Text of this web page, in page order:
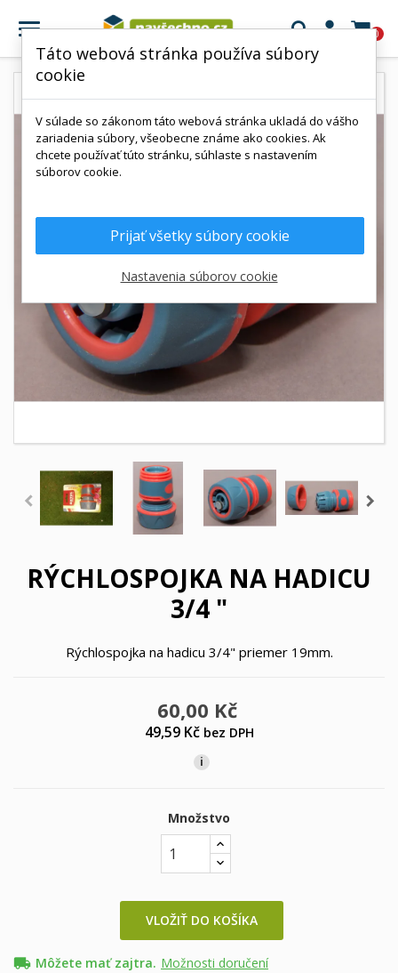
 0
RÝCHLOSPOJKA NA HADICU
3/4 "
Rýchlospojka na hadicu 3/4" priemer 19mm.
60,00 Kč
49,59 Kč bez DPH
i
Množstvo
VLOŽIŤ DO KOŠÍKA
local_shipping Môžete mať zajtra. Možnosti doručení
Táto webová stránka používa súbory
cookie
V súlade so zákonom táto webová stránka ukladá do vášho
zariadenia súbory, všeobecne známe ako cookies. Ak
chcete používať túto stránku, súhlaste s nastavením
súborov cookie.
Prijať všetky súbory cookie
Nastavenia súborov cookie